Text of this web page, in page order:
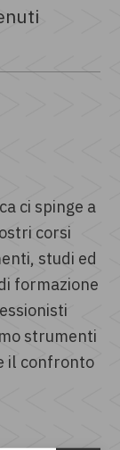
ci spinge a
corsi
studi ed
formazione
strumenti
il confronto